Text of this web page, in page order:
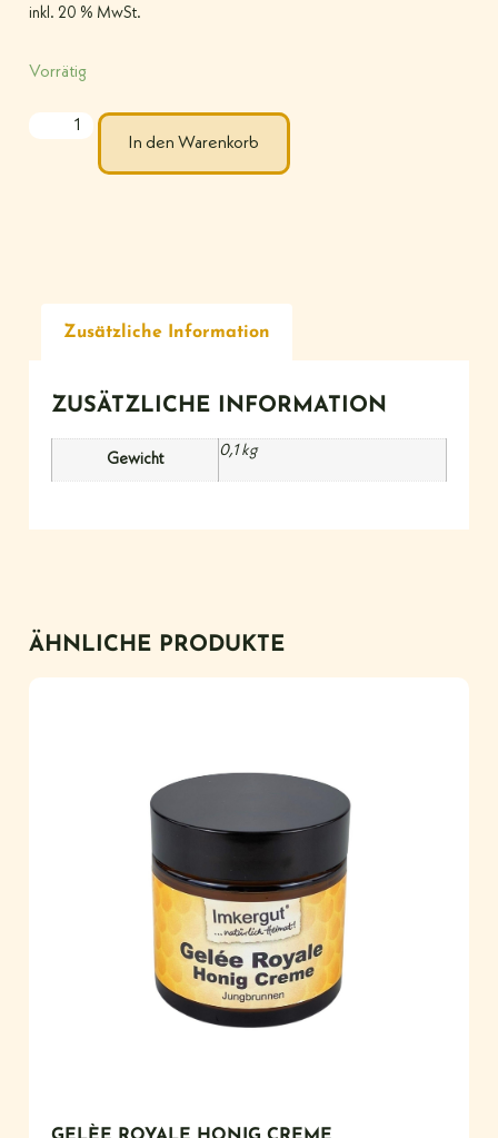
inkl. 20 % MwSt.
Vorrätig
In den Warenkorb
Zusätzliche Information
ZUSÄTZLICHE INFORMATION
Gewicht
0,1 kg
ÄHNLICHE PRODUKTE